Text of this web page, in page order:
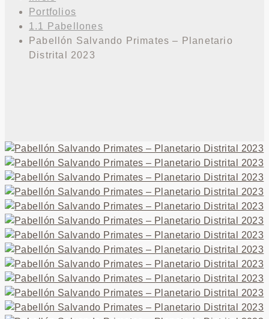
Portfolios
1.1 Pabellones
Pabellón Salvando Primates – Planetario
Distrital 2023